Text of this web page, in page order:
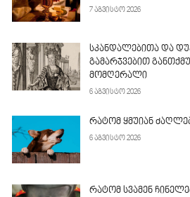
7 აგვისტო 2026
სკანდალებითა და
გამარჯვებით
მომღერალი
6 აგვისტო 2026
რატომ ყმუიან
6 აგვისტო 2026
რატომ სვამენ